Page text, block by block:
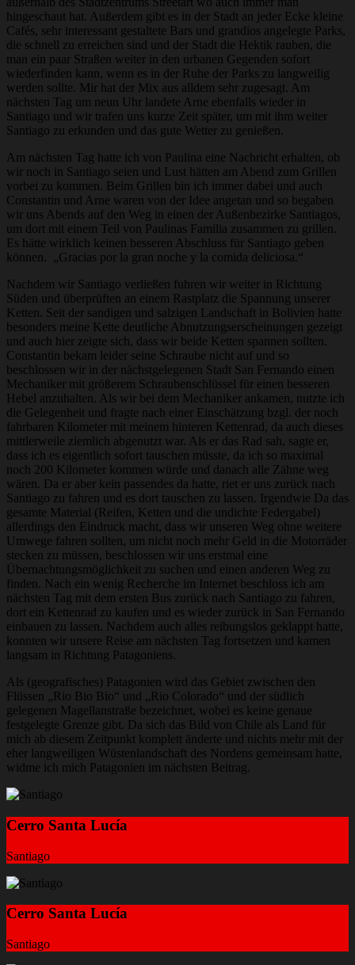
hingeschaut hat. Außerdem gibt es in der Stadt an jeder Ecke kleine
Cafés, sehr interessant gestaltete Bars und grandios angelegte Parks,
die schnell zu erreichen sind und der Stadt die Hektik rauben, die
man ein paar Straßen weiter in den urbanen Gegenden sofort
wiederfinden kann, wenn es in der Ruhe der Parks zu langweilig
werden sollte. Mir hat der Mix aus alldem sehr zugesagt. Am
nächsten Tag um neun Uhr landete Arne ebenfalls wieder in
Santiago und wir trafen uns kurze Zeit später, um mit ihm weiter
Santiago zu erkunden und das gute Wetter zu genießen.
Am nächsten Tag hatte ich von Paulina eine Nachricht erhalten, ob
wir noch in Santiago seien und Lust hätten am Abend zum Grillen
vorbei zu kommen. Beim Grillen bin ich immer dabei und auch
Constantin und Arne waren von der Idee angetan und so begaben
wir uns Abends auf den Weg in einen der Außenbezirke Santiagos,
um dort mit einem Teil von Paulinas Familia zusammen zu grillen.
Es hätte wirklich keinen besseren Abschluss für Santiago geben
können. „Gracias por la gran noche y la comida deliciosa.“
Nachdem wir Santiago verließen fuhren wir weiter in Richtung
Süden und überprüften an einem Rastplatz die Spannung unserer
Ketten. Seit der sandigen und salzigen Landschaft in Bolivien hatte
besonders meine Kette deutliche Abnutzungserscheinungen gezeigt
und auch hier zeigte sich, dass wir beide Ketten spannen sollten.
Constantin bekam leider seine Schraube nicht auf und so
beschlossen wir in der nächstgelegenen Stadt San Fernando einen
Mechaniker mit größerem Schraubenschlüssel für einen besseren
Hebel anzuhalten. Als wir bei dem Mechaniker ankamen, nutzte ich
die Gelegenheit und fragte nach einer Einschätzung bzgl. der noch
fahrbaren Kilometer mit meinem hinteren Kettenrad, da auch dieses
mittlerweile ziemlich abgenutzt war. Als er das Rad sah, sagte er,
dass ich es eigentlich sofort tauschen müsste, da ich so maximal
noch 200 Kilometer kommen würde und danach alle Zähne weg
wären. Da er aber kein passendes da hatte, riet er uns zurück nach
Santiago zu fahren und es dort tauschen zu lassen. Irgendwie Da das
gesamte Material (Reifen, Ketten und die undichte Federgabel)
allerdings den Eindruck macht, dass wir unseren Weg ohne weitere
Umwege fahren sollten, um nicht noch mehr Geld in die Motorräder
stecken zu müssen, beschlossen wir uns erstmal eine
Übernachtungsmöglichkeit zu suchen und einen anderen Weg zu
finden. Nach ein wenig Recherche im Internet beschloss ich am
nächsten Tag mit dem ersten Bus zurück nach Santiago zu fahren,
dort ein Kettenrad zu kaufen und es wieder zurück in San Fernando
einbauen zu lassen. Nachdem auch alles reibungslos geklappt hatte,
konnten wir unsere Reise am nächsten Tag fortsetzen und kamen
langsam in Richtung Patagoniens.
Als (geografisches) Patagonien wird das Gebiet zwischen den
Flüssen „Rio Bio Bio“ und „Rio Colorado“ und der südlich
gelegenen Magellanstraße bezeichnet, wobei es keine genaue
festgelegte Grenze gibt. Da sich das Bild von Chile als Land für
mich ab diesem Zeitpunkt komplett änderte und nichts mehr mit der
eher langweiligen Wüstenlandschaft des Nordens gemeinsam hatte,
widme ich mich Patagonien im nächsten Beitrag.
Cerro Santa Lucía
Santiago
Cerro Santa Lucía
Santiago